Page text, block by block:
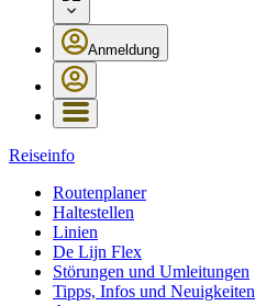
Anmeldung
Reiseinfo
Routenplaner
Haltestellen
Linien
De Lijn Flex
Störungen und Umleitungen
Tipps, Infos und Neuigkeiten